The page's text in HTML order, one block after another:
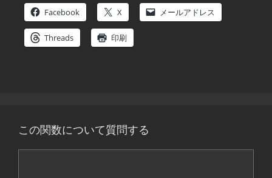
Facebook X メールアドレス
Threads 印刷
この関数について質問する